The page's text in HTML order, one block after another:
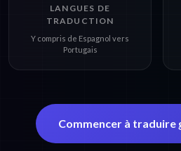
LANGUES DE
TRADUCTION
Y compris de Espagnol vers
Portugais
Commencer à